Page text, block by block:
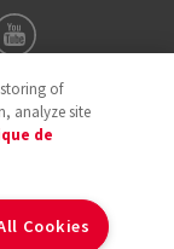
of
analyze site
de
Cookies